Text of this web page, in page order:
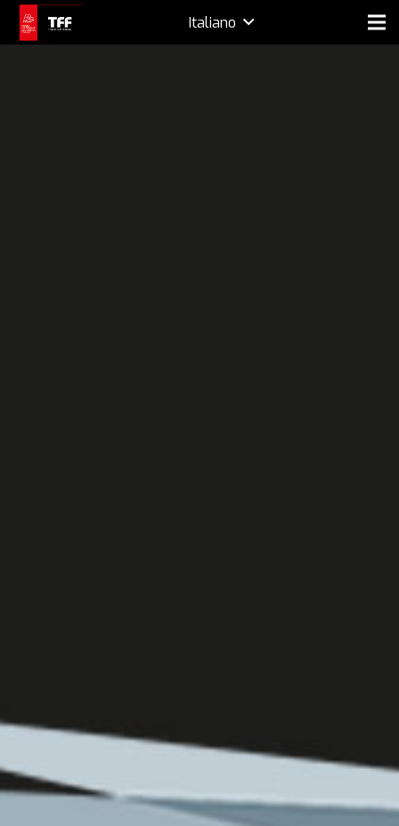
Italiano